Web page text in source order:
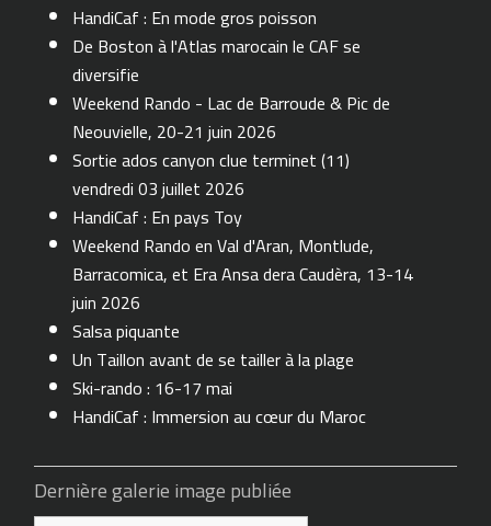
HandiCaf : En mode gros poisson
De Boston à l'Atlas marocain le CAF se
diversifie
Weekend Rando - Lac de Barroude & Pic de
Neouvielle, 20-21 juin 2026
Sortie ados canyon clue terminet (11)
vendredi 03 juillet 2026
HandiCaf : En pays Toy
Weekend Rando en Val d'Aran, Montlude,
Barracomica, et Era Ansa dera Caudèra, 13-14
juin 2026
Salsa piquante
Un Taillon avant de se tailler à la plage
Ski-rando : 16-17 mai
HandiCaf : Immersion au cœur du Maroc
Dernière galerie image publiée